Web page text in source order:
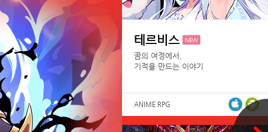
테르비스 NEW
꿈의 여정에서,
기적을 만드는 이야기
ANIME RPG